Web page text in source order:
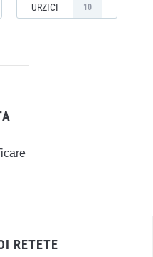
URZICI 10
RETETE